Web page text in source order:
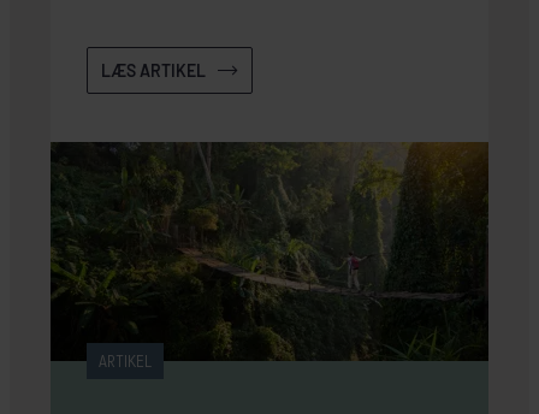
LÆS ARTIKEL
ARTIKEL